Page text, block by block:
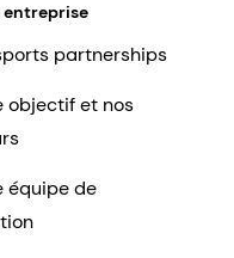
entreprise
partnerships
objectif et nos
équipe de